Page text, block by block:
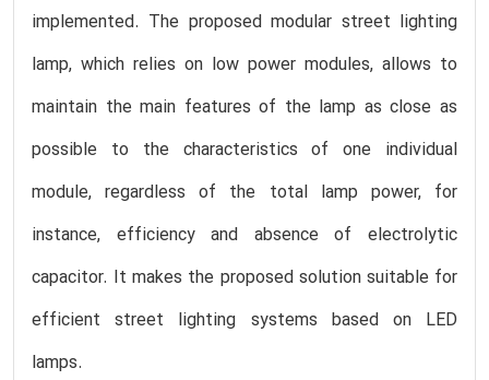
implemented. The proposed modular street lighting
lamp, which relies on low power modules, allows to
maintain the main features of the lamp as close as
possible to the characteristics of one individual
module, regardless of the total lamp power, for
instance, efficiency and absence of electrolytic
capacitor. It makes the proposed solution suitable for
efficient street lighting systems based on LED
lamps.